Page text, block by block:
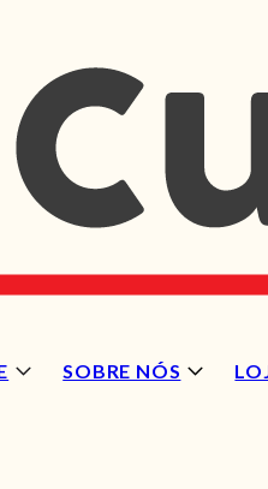
SOBRE NÓS